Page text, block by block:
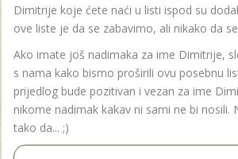
Dimitrije koje ćete naći u listi ispod su
ove liste je da se zabavimo, ali nikako da
Ako imate još nadimaka za ime Dimitrije,
s nama kako bismo proširili ovu posebnu
prijedlog bude pozitivan i vezan za ime
nikome nadimak kakav ni sami ne bi nosili.
tako da... ;)